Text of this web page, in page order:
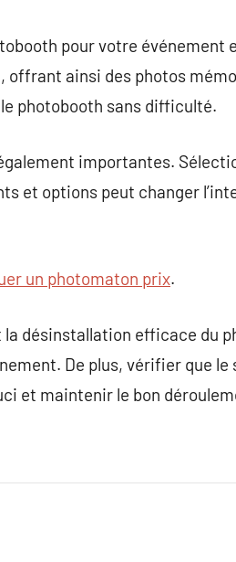
pour votre
offrant ainsi des photos
photobooth sans difficulté.
importantes.
et options peut changer
un photomaton prix.
désinstallation efficace du
De plus, vérifier que
et maintenir le bon